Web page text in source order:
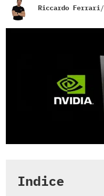
Riccardo Ferrari
Indice